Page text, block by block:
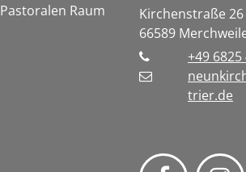
Raum
Kirchenstraße 26
66589
+49 6825
trier.de